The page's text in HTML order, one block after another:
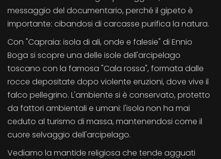
messaggio del documentario, perché il gipeto è
importante: cibandosi di carcasse purifica la natura.
Con "Capraia: isola di ali, onde e falesie" di Ennio
Boga si scopre una delle isole dell'arcipelago
toscano con la famosa "Cala rossa", formata dalle
rocce depositate dopo violente eruzioni, dove vive il
falco pellegrino. L'ambiente si è conservato, protetto
da fattori ambientali e umani: l'isola non ha mai
ceduto al turismo di massa, mantenendosi come il
cuore selvaggio dell'arcipelago.
Vediamo la mantide religiosa che tende agguati